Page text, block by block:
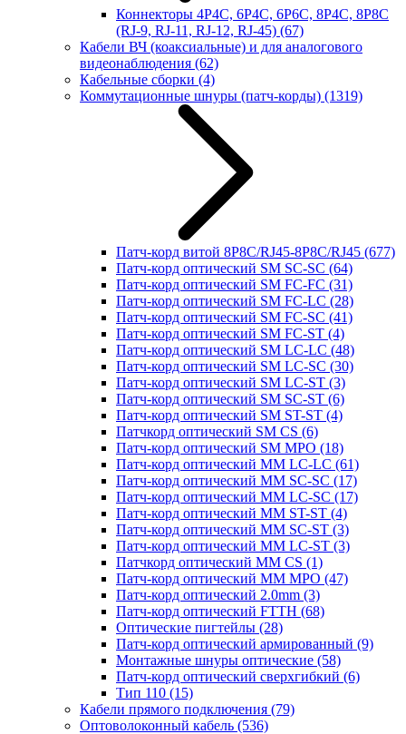
Коннекторы 4P4C, 6P4C, 6P6C, 8P4C, 8P8C
(RJ-9, RJ-11, RJ-12, RJ-45) (67)
Кабели ВЧ (коаксиальные) и для аналогового
видеонаблюдения (62)
Кабельные сборки (4)
Коммутационные шнуры (патч-корды) (1319)
Патч-корд витой 8P8C/RJ45-8P8C/RJ45 (677)
Патч-корд оптический SM SC-SC (64)
Патч-корд оптический SM FC-FC (31)
Патч-корд оптический SM FC-LC (28)
Патч-корд оптический SM FC-SC (41)
Патч-корд оптический SM FC-ST (4)
Патч-корд оптический SM LC-LC (48)
Патч-корд оптический SM LC-SC (30)
Патч-корд оптический SM LC-ST (3)
Патч-корд оптический SM SC-ST (6)
Патч-корд оптический SM ST-ST (4)
Патчкорд оптический SM CS (6)
Патч-корд оптический SM MPO (18)
Патч-корд оптический MM LC-LC (61)
Патч-корд оптический MM SC-SC (17)
Патч-корд оптический MM LC-SC (17)
Патч-корд оптический MM ST-ST (4)
Патч-корд оптический MM SC-ST (3)
Патч-корд оптический MM LC-ST (3)
Патчкорд оптический MM CS (1)
Патч-корд оптический MM MPO (47)
Патч-корд оптический 2.0mm (3)
Патч-корд оптический FTTH (68)
Оптические пигтейлы (28)
Патч-корд оптический армированный (9)
Монтажные шнуры оптические (58)
Патч-корд оптический сверхгибкий (6)
Тип 110 (15)
Кабели прямого подключения (79)
Оптоволоконный кабель (536)